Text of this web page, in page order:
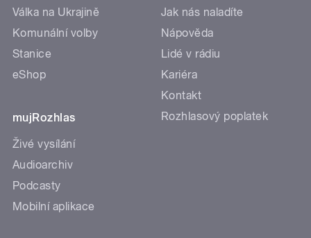
Válka na Ukrajině
Komunální volby
Stanice
eShop
mujRozhlas
Živé vysílání
Audioarchiv
Podcasty
Mobilní aplikace
Jak nás naladíte
Nápověda
Lidé v rádiu
Kariéra
Kontakt
Rozhlasový poplatek